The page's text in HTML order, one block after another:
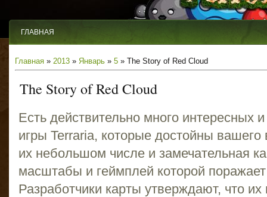
ГЛАВНАЯ
Главная » 2013 » Январь » 5 » The Story of Red Cloud
The Story of Red Cloud
Есть действительно много интересных
игры Terraria, которые достойны
их небольшом числе и замечательная
масштабы и геймплей которой
Разработчики карты утверждают, что